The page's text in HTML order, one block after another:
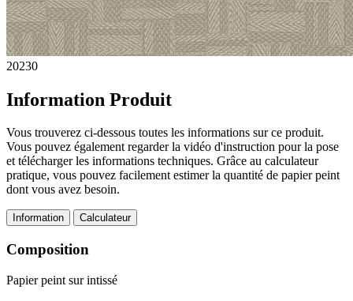
20230
Information Produit
Vous trouverez ci-dessous toutes les informations sur ce produit.
Vous pouvez également regarder la vidéo d'instruction pour la pose
et télécharger les informations techniques. Grâce au calculateur
pratique, vous pouvez facilement estimer la quantité de papier peint
dont vous avez besoin.
Information Calculateur
Composition
Papier peint sur intissé